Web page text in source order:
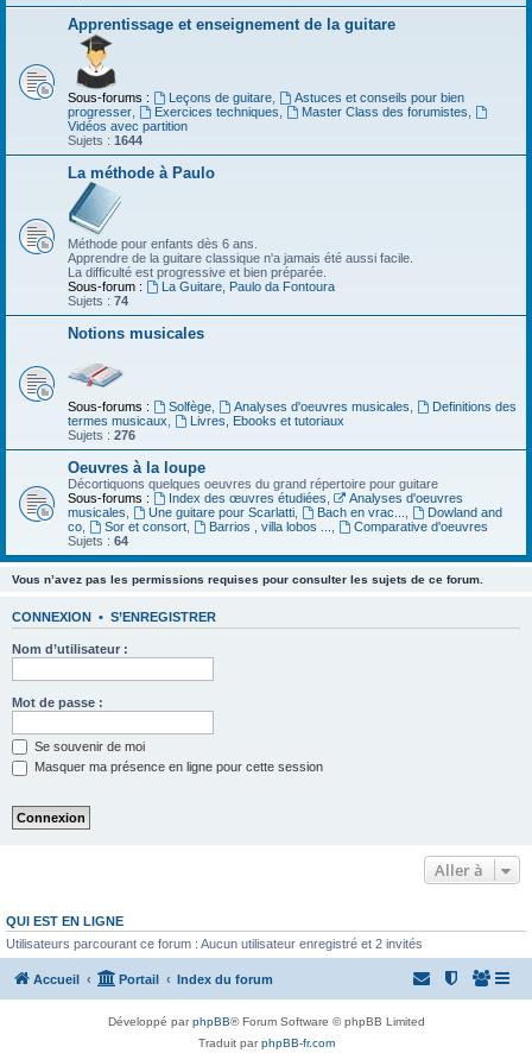
Apprentissage et enseignement de la guitare
Sous-forums : Leçons de guitare,
Astuces et conseils pour bien
progresser
Exercices techniques Master Class des forumistes
Vidéos avec partition
Sujets : 1644
La méthode à Paulo
Méthode pour enfants dès 6 ans.
Apprendre de la guitare classique n'a jamais été aussi facile.
La difficulté est progressive et bien préparée.
Sous-forum :
La Guitare, Paulo da Fontoura
Sujets : 74
Notions musicales
Sous-forums : Solfège, Analyses d'oeuvres musicales
Definitions des
termes musicaux
Livres, Ebooks et tutoriaux
Sujets : 276
Oeuvres à la loupe
Décortiquons quelques oeuvres du grand répertoire pour guitare
Sous-forums :
Index des œuvres étudiées
Analyses d'oeuvres
musicales
Une guitare pour Scarlatti, Bach en vrac...
Dowland and
co
Sor et consort, Barrios , villa lobos ...
Comparative d'oeuvres
Sujets : 64
Vous n’avez pas les permissions requises pour consulter les sujets de ce forum.
CONNEXION • S’ENREGISTRER
Nom d’utilisateur :
Mot de passe :
Se souvenir de moi
Masquer ma présence en ligne pour cette session
Aller à
QUI EST EN LIGNE
Utilisateurs parcourant ce forum : Aucun utilisateur enregistré et 2 invités
Accueil Portail Index du forum
Développé parphpBB® Forum Software © phpBB Limited
Traduit parphpBB-fr.com